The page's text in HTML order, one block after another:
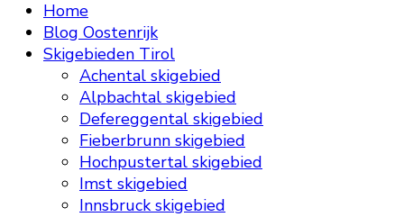
Home
Blog Oostenrijk
Skigebieden Tirol
Achental skigebied
Alpbachtal skigebied
Defereggental skigebied
Fieberbrunn skigebied
Hochpustertal skigebied
Imst skigebied
Innsbruck skigebied